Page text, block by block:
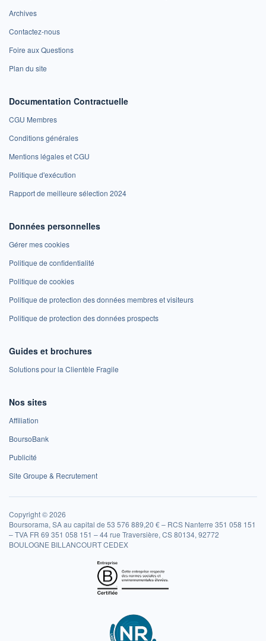
Archives
Contactez-nous
Foire aux Questions
Plan du site
Documentation Contractuelle
CGU Membres
Conditions générales
Mentions légales et CGU
Politique d'exécution
Rapport de meilleure sélection 2024
Données personnelles
Gérer mes cookies
Politique de confidentialité
Politique de cookies
Politique de protection des données membres et visiteurs
Politique de protection des données prospects
Guides et brochures
Solutions pour la Clientèle Fragile
Nos sites
Affiliation
BoursoBank
Publicité
Site Groupe & Recrutement
Copyright © 2026
Boursorama, SA au capital de 53 576 889,20 € – RCS Nanterre 351 058 151
– TVA FR 69 351 058 151 – 44 rue Traversière, CS 80134, 92772
BOULOGNE BILLANCOURT CEDEX